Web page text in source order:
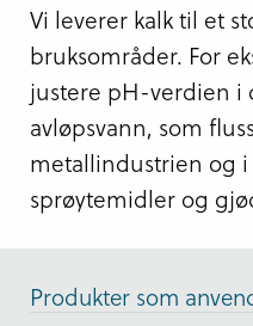
Vi leverer kalk til et
bruksområder. For
justere pH-verdien i
avløpsvann, som
metallindustrien og
sprøytemidler og
Produkter som